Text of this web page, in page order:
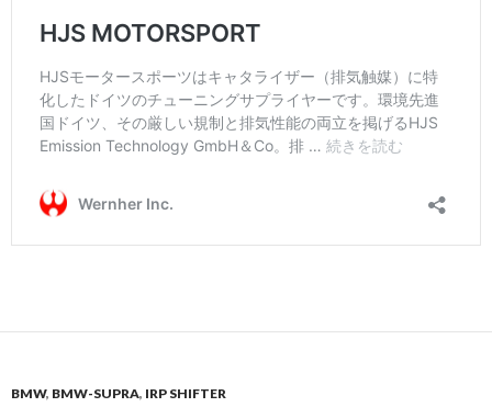
BMW, BMW-SUPRA, IRP SHIFTER